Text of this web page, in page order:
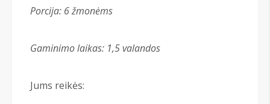
Porcija: 6žmonėms
Gaminimo laikas: 1,5 valandos
Jums reikės: